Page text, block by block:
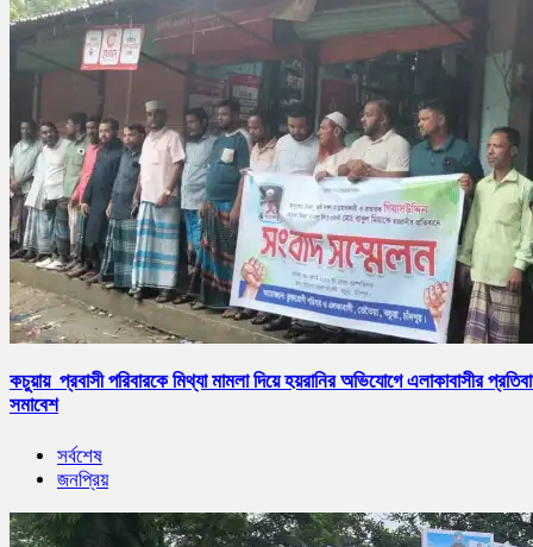
কচুয়ায় প্রবাসী পরিবারকে মিথ্যা মামলা দিয়ে হয়রানির অভিযোগে এলাকাবাসীর
সমাবেশ
সর্বশেষ
জনপ্রিয়